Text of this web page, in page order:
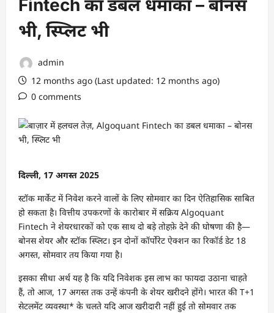
Fintech का डबल धमाका – बोनस
भी, स्प्लिट भी
admin
12 months ago (Last updated: 12 months ago)
0 comments
दिल्ली, 17 अगस्त 2025
स्टॉक मार्केट में निवेश करने वालों के लिए सोमवार का दिन ऐतिहासिक साबित
हो सकता है। वित्तीय उपकरणों के कारोबार में सक्रिय Algoquant
Fintech ने शेयरधारकों को एक साथ दो बड़े तोहफ़े देने की घोषणा की है—
बोनस शेयर और स्टॉक स्प्लिट। इन दोनों कॉर्पोरेट ऐक्शन का रिकॉर्ड डेट 18
अगस्त, सोमवार तय किया गया है।
इसका सीधा अर्थ यह है कि यदि निवेशक इस लाभ का फायदा उठाना चाहते
हैं, तो आज, 17 अगस्त तक उन्हें कंपनी के शेयर खरीदने होंगे। भारत की T+1
सेटलमेंट व्यवस्था* के चलते यदि आज खरीदारी नहीं हुई तो सोमवार तक